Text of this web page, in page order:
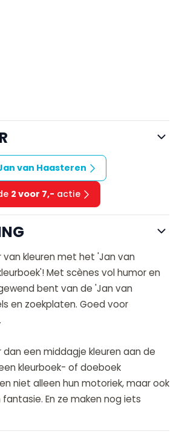
van Haasteren
2 voor 7,- actie
kleuren met het 'Jan van
Met scènes vol humor en
bent van de 'Jan van
en zoekplaten. Goed voor
dan een middagje kleuren aan de
kleurboek- of doeboek
niet alleen hun motoriek, maar ook
En ze maken nog iets